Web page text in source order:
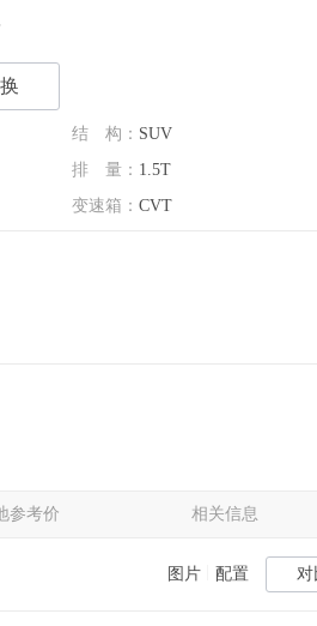
结 构： SUV
排 量： 1.5T
变速箱： CVT
参考价 相关信息
图片 配置 对